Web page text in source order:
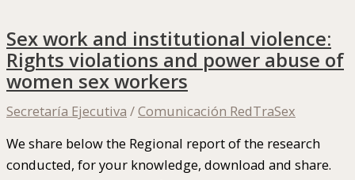
Sex work and institutional violence:
Rights violations and power abuse of
women sex workers
Secretaría Ejecutiva /Comunicación RedTraSex
We share below the Regional report of the research
conducted, for your knowledge, download and share.